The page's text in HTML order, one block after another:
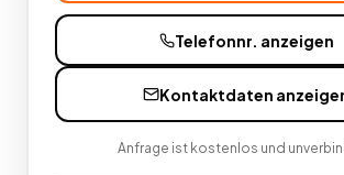
Telefonnr. anzeigen
Kontaktdaten
Anfrage ist kostenlos und